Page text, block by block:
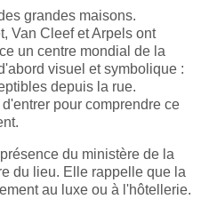
grandes maisons.
Van Cleef et Arpels ont
un centre mondial de la
visuel et symbolique :
depuis la rue.
pour comprendre ce
du ministère de la
du lieu. Elle rappelle que la
au luxe ou à l'hôtellerie.